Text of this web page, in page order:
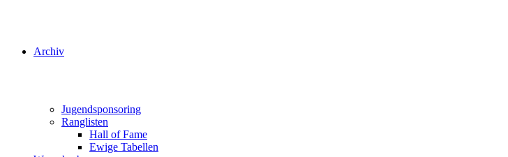
Archiv
Jugendsponsoring
Ranglisten
Hall of Fame
Ewige Tabellen